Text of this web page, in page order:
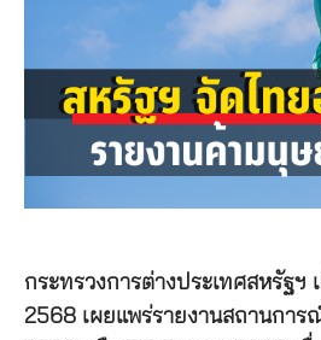
กระทรวงการต่างประเทศสหรัฐฯ
2568 เผยแพร่รายงานสถานกา